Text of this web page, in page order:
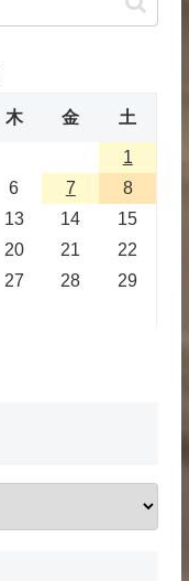
木 金 土
1
6 7
8
13 14
15
20 21
22
27 28
29